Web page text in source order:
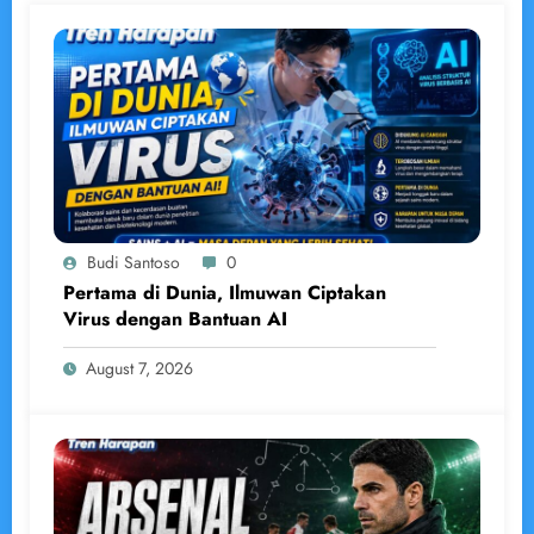
Budi Santoso 0
Pertama di Dunia, Ilmuwan Ciptakan
Virus dengan Bantuan AI
August 7, 2026